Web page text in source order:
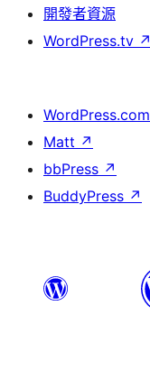
開發者資源
WordPress.tv ↗
WordPress.com
Matt ↗
bbPress ↗
BuddyPress ↗